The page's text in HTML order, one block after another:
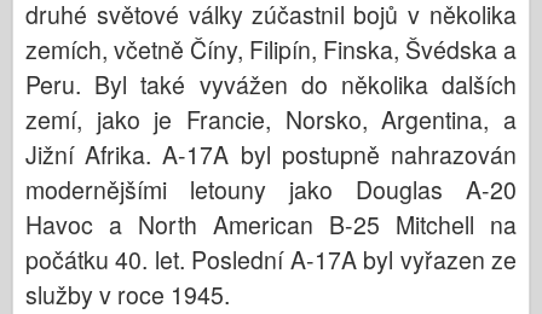
druhé světové války zúčastnil bojů v několika
zemích, včetně Číny, Filipín, Finska, Švédska a
Peru. Byl také vyvážen do několika dalších
zemí, jako je Francie, Norsko, Argentina, a
Jižní Afrika. A-17A byl postupně nahrazován
modernějšími letouny jako Douglas A-20
Havoc a North American B-25 Mitchell na
počátku 40. let. Poslední A-17A byl vyřazen ze
služby v roce 1945.